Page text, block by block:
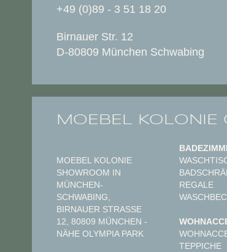
+49 (0)89 - 3 51 18 20
Birnauer Str. 12
D-80809 München Schwabing
MOEBEL KOLONIE
MOEBEL KOLONIE
SHOWROOM IN
MÜNCHEN-
SCHWABING,
BIRNAUER STRASSE 1
2, 80809 MÜNCHEN - N
ÄHE OLYMPIA PARK
REGALE
TEPPICHE